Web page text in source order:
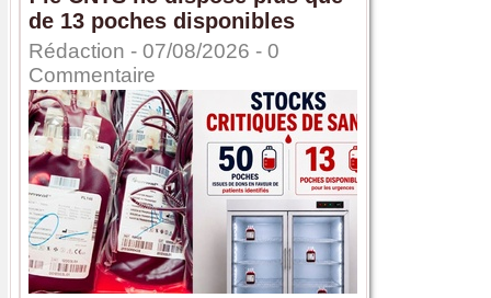
de 13 poches disponibles
Rédaction - 07/08/2026 - 0
Commentaire